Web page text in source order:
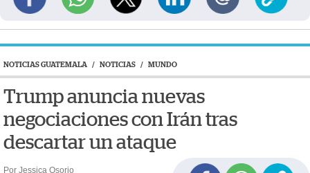
NOTICIAS GUATEMALA / NOTICIAS / MUNDO
Trump anuncia nuevas
negociaciones con Irán tras
descartar un ataque
Por Jessica Osorio